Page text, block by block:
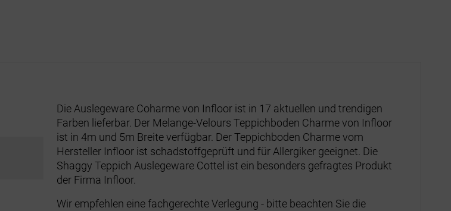
Die Auslegeware Coharme von Infloor ist in 17 aktuellen und trendigen
Farben lieferbar. Der Melange-Velours Teppichboden Charme von Infloor
ist in 4m und 5m Breite verfügbar. Der Teppichboden Charme vom
Hersteller Infloor ist schadstoffgeprüft und für Allergiker geeignet. Die
Shaggy Teppich Auslegeware Cottel ist ein besonders gefragtes Produkt
der Firma Infloor.
Wir empfehlen eine fachgerechte Verlegung - bitte beachten Sie die